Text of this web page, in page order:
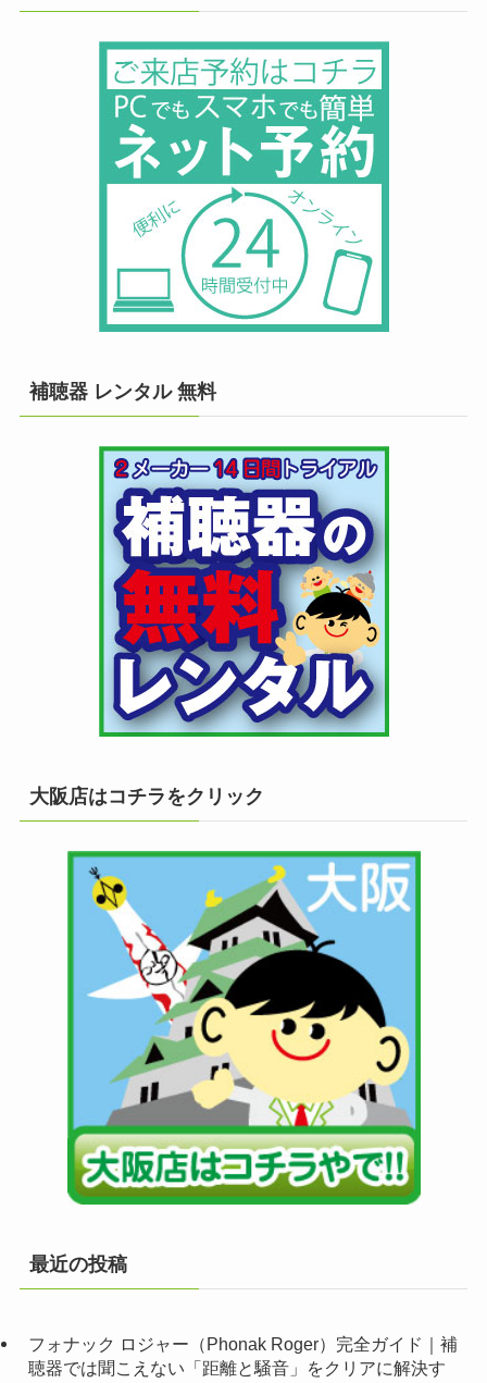
補聴器 レンタル 無料
大阪店はコチラをクリック
最近の投稿
フォナック ロジャー（Phonak Roger）完全ガイド｜補
聴器では聞こえない「距離と騒音」をクリアに解決す